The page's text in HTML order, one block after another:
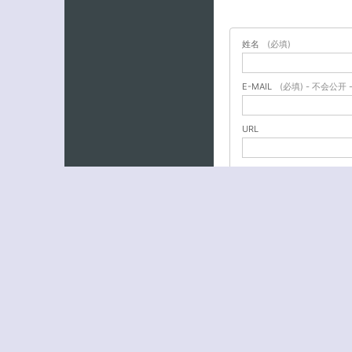
姓名 (必填)
E-MAIL (必填) - 不会公开 -
URL